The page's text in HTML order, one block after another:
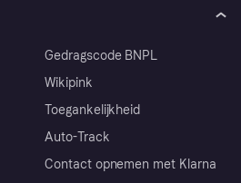
Gedragscode BNPL
Wikipink
Toegankelijkheid
Auto-Track
Contact opnemen met Klarna